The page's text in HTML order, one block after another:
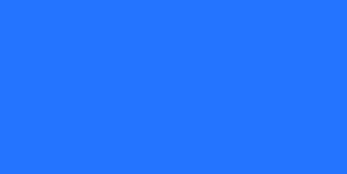
impecable. También,
logren superar estas
Maestro de Chile, sábado